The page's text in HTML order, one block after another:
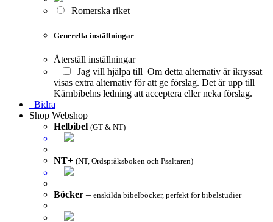
Romerska riket
Generella inställningar
Återställ inställningar
Jag vill hjälpa till Om detta alternativ är ikryssat
visas extra alternativ för att ge förslag. Det är upp till
Kärnbibelns ledning att acceptera eller neka förslag.
Bidra
Shop Webshop
Helbibel (GT & NT)
NT+ (NT, Ordspråksboken och Psaltaren)
Böcker – enskilda bibelböcker, perfekt för bibelstudier